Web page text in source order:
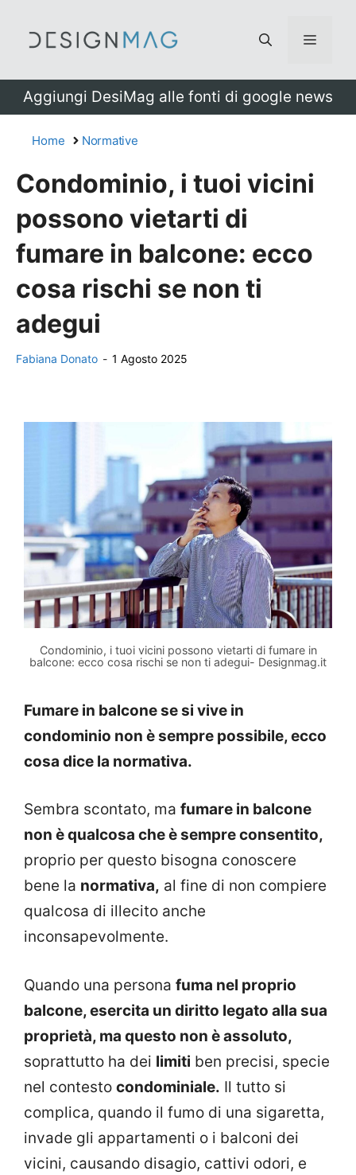
Menu
Aggiungi DesiMag alle fonti di google news
Home Normative
Condominio, i tuoi vicini
possono vietarti di
fumare in balcone: ecco
cosa rischi se non ti
adegui
Fabiana Donato - 1 Agosto 2025
Condominio, i tuoi vicini possono vietarti di fumare in
balcone: ecco cosa rischi se non ti adegui- Designmag.it
Fumare in balcone se si vive in
condominio non è sempre possibile, ecco
cosa dice la normativa.
Sembra scontato, ma fumare in balcone
non è qualcosa che è sempre consentito,
proprio per questo bisogna conoscere
bene la normativa, al fine di non compiere
qualcosa di illecito anche
inconsapevolmente.
Quando una persona fuma nel proprio
balcone, esercita un diritto legato alla sua
proprietà, ma questo non è assoluto,
soprattutto ha dei limiti ben precisi, specie
nel contesto condominiale. Il tutto si
complica, quando il fumo di una sigaretta,
invade gli appartamenti o i balconi dei
vicini, causando disagio, cattivi odori, e